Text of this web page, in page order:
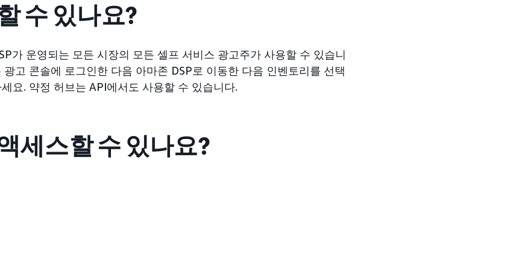
수 있나요?
가 운영되는 모든 시장의 모든 셀프 서비스 광고주가 사용할 수 있습니
고 콘솔에 로그인한 다음 아마존 DSP로 이동한 다음 인벤토리를 선택
요. 약정 허브는 API에서도 사용할 수 있습니다.
세스할 수 있나요?